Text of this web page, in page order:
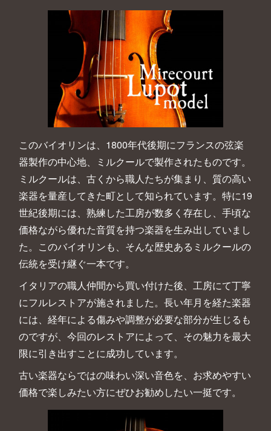
このバイオリンは、1800年代後期にフランスの弦楽
器製作の中心地、ミルクールで製作されたものです。
ミルクールは、古くから職人たちが集まり、質の高い
楽器を量産してきた町として知られています。特に19
世紀後期には、熟練した工房が数多く存在し、手頃な
価格ながら優れた音質を持つ楽器を生み出していまし
た。このバイオリンも、そんな歴史あるミルクールの
伝統を受け継ぐ一本です。
イタリアの職人仲間から買い付けた後、工房にて丁寧
にフルレストアが施されました。長い年月を経た楽器
には、経年による傷みや調整が必要な部分が生じるも
のですが、今回のレストアによって、その魅力を最大
限に引き出すことに成功しています。
古い楽器ならではの味わい深い音色を、お求めやすい
価格で楽しみたい方にぜひお勧めしたい一挺です。